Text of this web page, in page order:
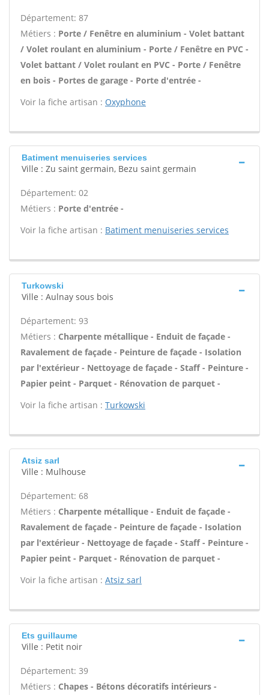
Département: 87
Métiers : Porte / Fenêtre en aluminium - Volet battant
/ Volet roulant en aluminium - Porte / Fenêtre en PVC -
Volet battant / Volet roulant en PVC - Porte / Fenêtre
en bois - Portes de garage - Porte d'entrée -
Voir la fiche artisan : Oxyphone
Batiment menuiseries services
Ville : Zu saint germain, Bezu saint germain
Département: 02
Métiers : Porte d'entrée -
Voir la fiche artisan : Batiment menuiseries services
Turkowski
Ville : Aulnay sous bois
Département: 93
Métiers : Charpente métallique - Enduit de façade -
Ravalement de façade - Peinture de façade - Isolation
par l'extérieur - Nettoyage de façade - Staff - Peinture -
Papier peint - Parquet - Rénovation de parquet -
Voir la fiche artisan : Turkowski
Atsiz sarl
Ville : Mulhouse
Département: 68
Métiers : Charpente métallique - Enduit de façade -
Ravalement de façade - Peinture de façade - Isolation
par l'extérieur - Nettoyage de façade - Staff - Peinture -
Papier peint - Parquet - Rénovation de parquet -
Voir la fiche artisan : Atsiz sarl
Ets guillaume
Ville : Petit noir
Département: 39
Métiers : Chapes - Bétons décoratifs intérieurs -